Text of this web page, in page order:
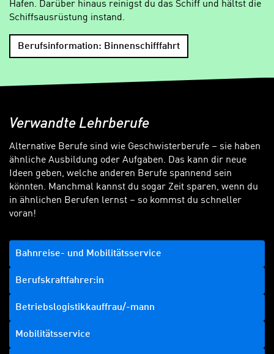
Hafen. Darüber hinaus reinigst du das Schiff und hältst die
Schiffsausrüstung instand.
Berufsinformation: Binnenschifffahrt
Verwandte Lehrberufe
Alternative Berufe sind wie Geschwisterberufe – sie haben
ähnliche Ausbildung oder Aufgaben. Das kann dir neue
Ideen geben, welche anderen Berufe spannend sein
könnten. Manchmal kannst du sogar Zeit sparen, wenn du
in ähnlichen Berufen lernst – so kommst du schneller
voran!
Bahnreise- und Mobilitätsservice
Berufskraftfahrer:in
Betriebslogistikkauffrau/-mann
Mobilitätsservice